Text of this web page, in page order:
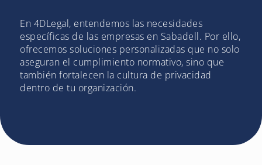
En 4DLegal, entendemos las necesidades
específicas de las empresas en Sabadell. Por ello,
ofrecemos soluciones personalizadas que no solo
aseguran el cumplimiento normativo, sino que
también fortalecen la cultura de privacidad
dentro de tu organización.